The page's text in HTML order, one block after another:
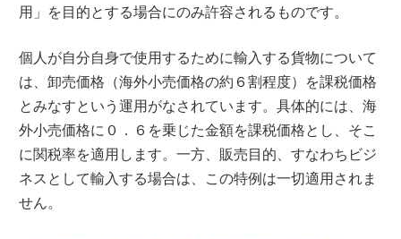
用」を目的とする場合にのみ許容されるものです。
個人が自分自身で使用するために輸入する貨物について
は、卸売価格（海外小売価格の約６割程度）を課税価格
とみなすという運用がなされています。具体的には、海
外小売価格に０．６を乗じた金額を課税価格とし、そこ
に関税率を適用します。一方、販売目的、すなわちビジ
ネスとして輸入する場合は、この特例は一切適用されま
せん。